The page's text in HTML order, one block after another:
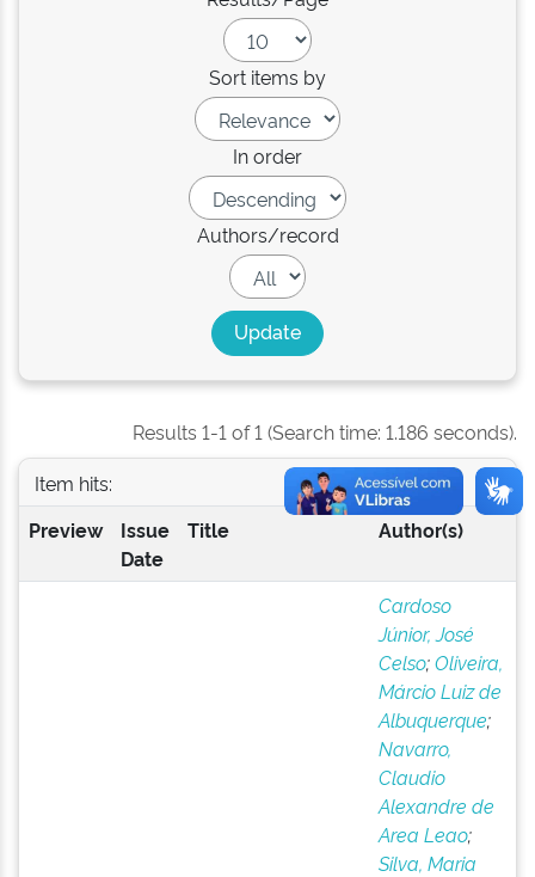
Sort items by
In order
Authors/record
Results 1-1 of 1 (Search time: 1.186 seconds).
Item hits:
Preview
Issue
Date
Title Author(s)
Cardoso
Júnior, José
Celso;Oliveira,
Márcio Luiz de
Albuquerque;
Navarro,
Claudio
Alexandre de
Area Leao;
Silva, Maria